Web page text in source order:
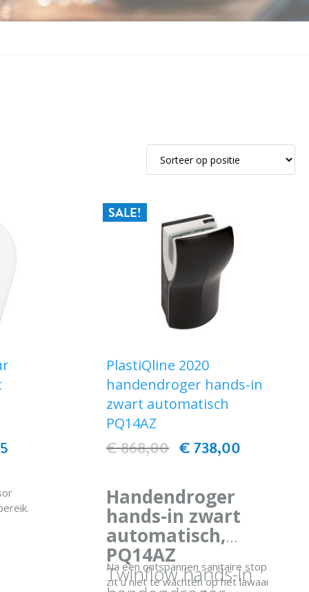
SALE!
PlastiQline 2020
handendroger hands-in
zwart automatisch
PQ14AZ
€ 738,00
€ 868,00
Handendroger
hands-in zwart
automatisch,
PQ14AZ
Twinflow hands-in
Na een ontspannen sanitaire stop
zit u niet te wachten op het lawaai